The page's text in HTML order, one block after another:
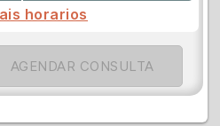
horarios
AGENDAR CONSULTA